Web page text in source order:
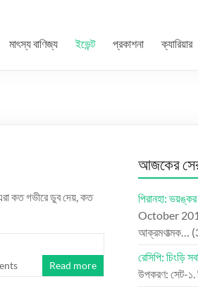
মাৎস্য বাণিজ্য ইভেন্ট প্রকাশনা ক্যারিয়ার
কত গভীরে ডুব দেয়, কত
Read more
আজকের
পিরানহা:
October
আক্রমণাত্মক…
রেসিপি: চিংড়ি
উপকরণ: সেট-১.